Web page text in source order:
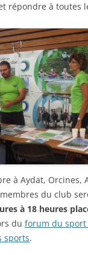
répondre à toutes
à Aydat, Orcines,
du club
à 18 heures
du forum du
sports.